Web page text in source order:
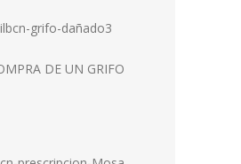
DE UN GRIFO